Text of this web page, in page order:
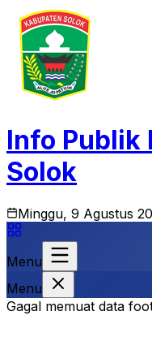
Info Publik
Solok
Minggu, 9 Agustus
Menu
Menu
Gagal memuat data